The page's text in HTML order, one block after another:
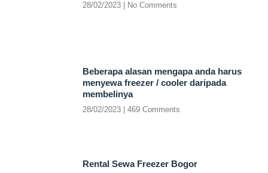
28/02/2023 No Comments
Beberapa alasan mengapa anda harus
menyewa freezer / cooler daripada
membelinya
28/02/2023 469 Comments
Rental Sewa Freezer Bogor